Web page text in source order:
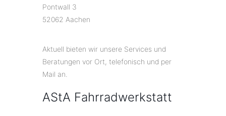
Pontwall 3
52062 Aachen
Aktuell bieten wir unsere Services und
Beratungen vor Ort, telefonisch und per
Mail an.
AStA Fahrradwerkstatt